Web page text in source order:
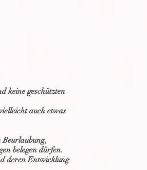
keine geschützten
auch etwas
belegen dürfen.
deren Entwicklung